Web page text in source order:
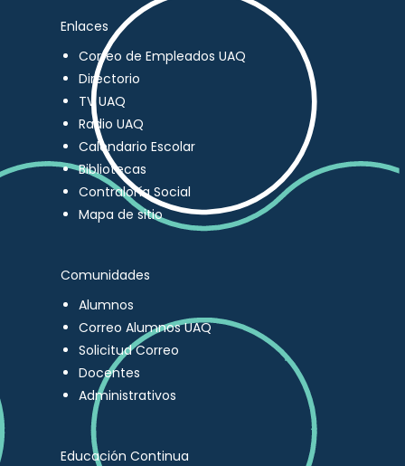
Enlaces
Correo de Empleados UAQ
Directorio
TV UAQ
Radio UAQ
Calendario Escolar
Bibliotecas
Contraloría Social
Mapa de sitio
Comunidades
Alumnos
Correo Alumnos UAQ
Solicitud Correo
Docentes
Administrativos
Educación Continua